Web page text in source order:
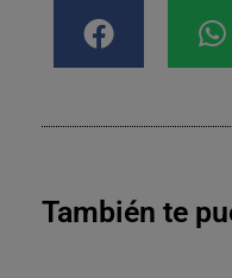
También te